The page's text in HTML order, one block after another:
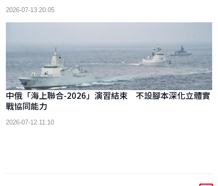
2026-07-13 20:05
中俄「海上聯合-2026」演習結束 不設腳本深化立體實
戰協同能力
2026-07-12 11:10